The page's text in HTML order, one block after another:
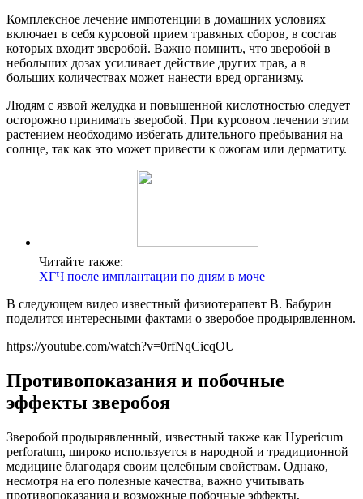
Комплексное лечение импотенции в домашних условиях
включает в себя курсовой прием травяных сборов, в состав
которых входит зверобой. Важно помнить, что зверобой в
небольших дозах усиливает действие других трав, а в
больших количествах может нанести вред организму.
Людям с язвой желудка и повышенной кислотностью следует
осторожно принимать зверобой. При курсовом лечении этим
растением необходимо избегать длительного пребывания на
солнце, так как это может привести к ожогам или дерматиту.
Читайте также:
ХГЧ после имплантации по дням в моче
В следующем видео известный физиотерапевт В. Бабурин
поделится интересными фактами о зверобое продырявленном.
https://youtube.com/watch?v=0rfNqCicqOU
Противопоказания и побочные
эффекты зверобоя
Зверобой продырявленный, известный также как Hypericum
perforatum, широко используется в народной и традиционной
медицине благодаря своим целебным свойствам. Однако,
несмотря на его полезные качества, важно учитывать
противопоказания и возможные побочные эффекты,